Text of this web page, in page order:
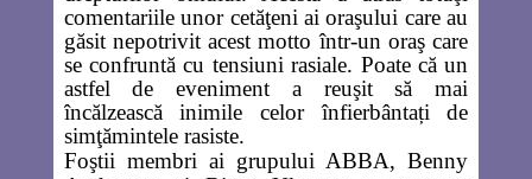
comentariile unor cetăţeni ai oraşului care au
găsit nepotrivit acest motto într-un oraş care
se confruntă cu tensiuni rasiale. Poate că un
astfel de eveniment a reuşit să mai
încălzească inimile celor înfierbântați de
simţămintele rasiste.
Foştii membri ai grupului ABBA,Benny